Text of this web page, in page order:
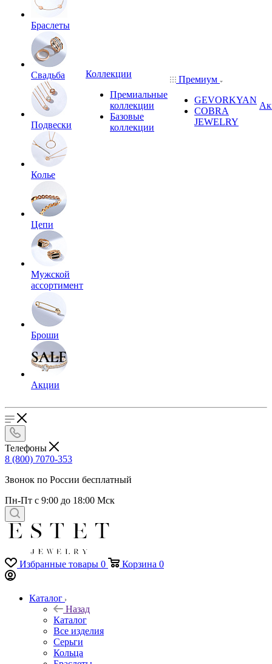
Браслеты
Свадьба
Подвески
Колье
Цепи
Мужской
ассортимент
Броши
Акции
Коллекции
Премиальные
коллекции
Базовые
коллекции
Премиум
GEVORKYAN
COBRA
JEWELRY
Телефоны
8 (800) 7070-353
Звонок по России бесплатный
Пн-Пт с 9:00 до 18:00 Мск
Избранные товары 0 Корзина 0
Каталог
Назад
Каталог
Все изделия
Серьги
Кольца